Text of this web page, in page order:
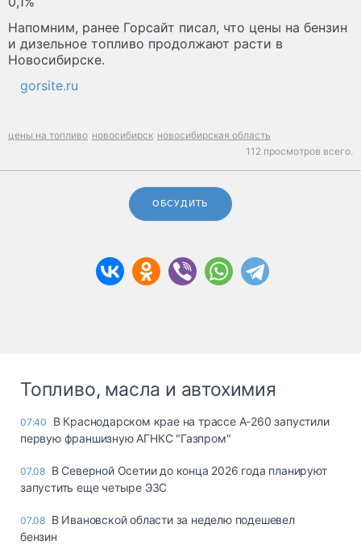
Напомним, ранее Горсайт писал, что цены на бензин
и дизельное топливо продолжают расти в
Новосибирске.
gorsite.ru
цены на топливо новосибирск новосибирская область
112 просмотров всего.
ОБСУДИТЬ
Топливо, масла и автохимия
07:40
В Краснодарском крае на трассе А-260 запустили
первую франшизную АГНКС "Газпром"
07.08 В Северной Осетии до конца 2026 года планируют
запустить еще четыре ЭЗС
07.08 В Ивановской области за неделю подешевел
бензин